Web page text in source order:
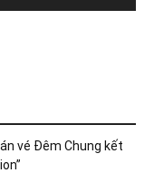
vé Đêm Chung kết